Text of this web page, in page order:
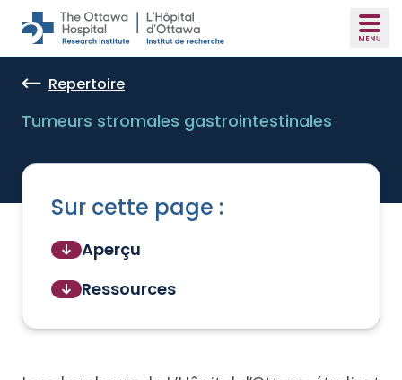
Skip to main content
Repertoire
Tumeurs stromales gastrointestinales
Sur cette page :
Aperçu
Ressources